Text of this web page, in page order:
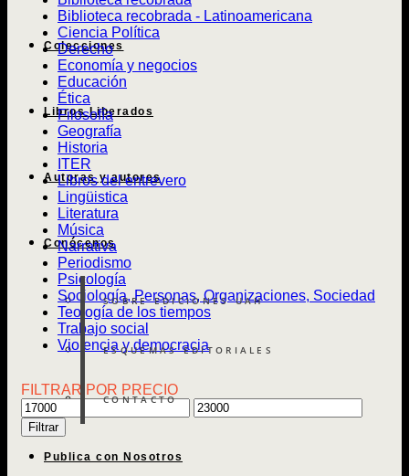
Colecciones
Libros Liberados
Autoras y autores
Conócenos
SOBRE EDICIONES UAH
ESQUEMAS EDITORIALES
CONTACTO
Publica con Nosotros
Biblioteca recobrada - Latinoamericana
Ciencia Política
Derecho
Economía y negocios
Educación
Ética
Filosofía
Geografía
Historia
ITER
Libros del entrevero
Lingüistica
Literatura
Música
Narrativa
Periodismo
Psicología
Sociología, Personas, Organizaciones, Sociedad
Teología de los tiempos
Trabajo social
Violencia y democracia
FILTRAR POR PRECIO
Precio
mínimo
Precio
máximo
Filtrar